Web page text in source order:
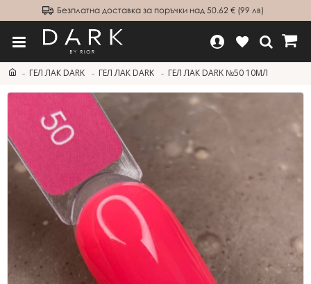
Безплатна доставка за поръчки над 50.62 € (99 лв)
ГЕЛ ЛАК DARK ГЕЛ ЛАК DARK ГЕЛ ЛАК DARK №50 10МЛ